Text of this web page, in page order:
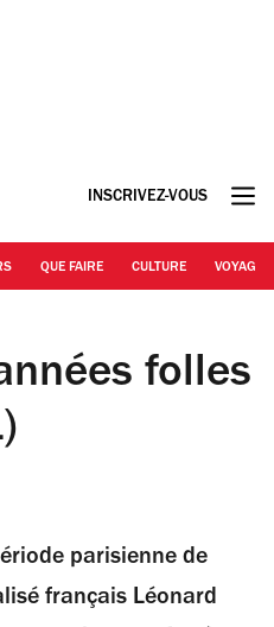
INSCRIVEZ-VOUS
QUE FAIRE CULTURE VOYAGE
folles
parisienne de
français Léonard